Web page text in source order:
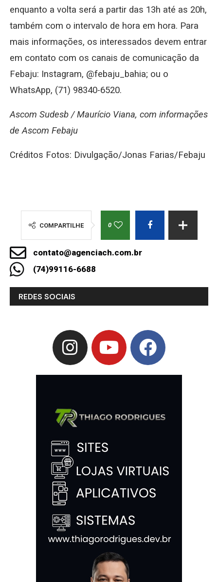
enquanto a volta será a partir das 13h até as 20h,
também com o intervalo de hora em hora. Para
mais informações, os interessados devem entrar
em contato com os canais de comunicação da
Febaju: Instagram, @febaju_bahia; ou o
WhatsApp, (71) 98340-6520.
Ascom Sudesb /Maurício Viana, com informações
de Ascom Febaju
Créditos Fotos: Divulgação/Jonas Farias/Febaju
COMPARTILHE 0
contato@agenciach.com.br
(74)99116-6688
REDES SOCIAIS